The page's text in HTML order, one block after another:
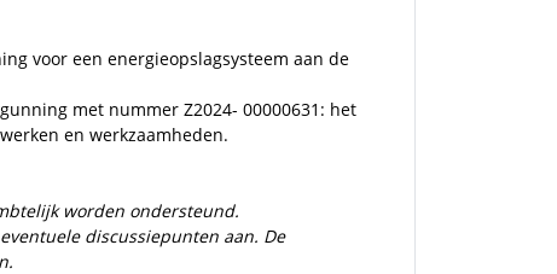
voor een energieopslagsysteem aan de
met nummer Z2024- 00000631: het
en werkzaamheden.
worden ondersteund.
discussiepunten aan. De